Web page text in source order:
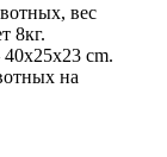
вес
8кг.
cm.
на